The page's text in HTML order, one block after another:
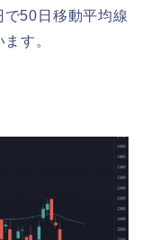
50日移動平均線
す。